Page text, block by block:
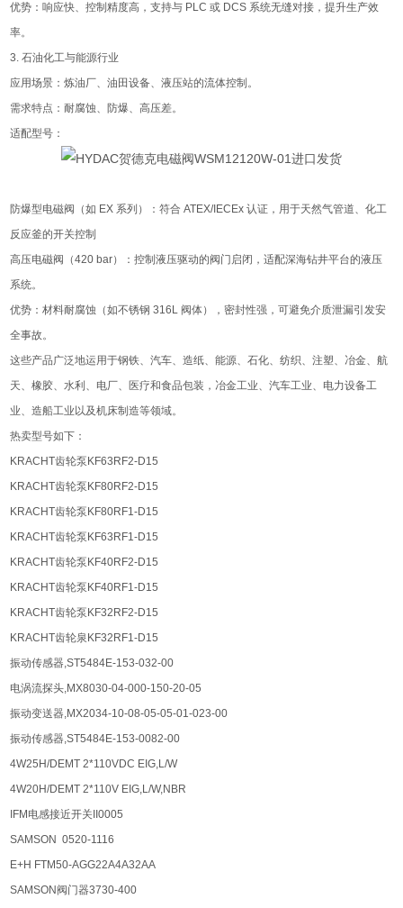
优势：响应快、控制精度高，支持与 PLC 或 DCS 系统无缝对接，提升生产效
率。
3. 石油化工与能源行业
应用场景：炼油厂、油田设备、液压站的流体控制。
需求特点：耐腐蚀、防爆、高压差。
适配型号：
防爆型电磁阀（如 EX 系列）：符合 ATEX/IECEx 认证，用于天然气管道、化工
反应釜的开关控制
高压电磁阀（420 bar）：控制液压驱动的阀门启闭，适配深海钻井平台的液压
系统。
优势：材料耐腐蚀（如不锈钢 316L 阀体），密封性强，可避免介质泄漏引发安
全事故。
这些产品⼴泛地运⽤于钢铁、汽⻋、造纸、能源、⽯化、纺织、注塑、冶⾦、航
天、橡胶、⽔利、电⼚、医疗和⻝品包装，冶⾦⼯业、汽⻋⼯业、电⼒设备⼯
业、造船⼯业以及机床制造等领域。
热卖型号如下：
KRACHT齿轮泵KF63RF2-D15
KRACHT齿轮泵KF80RF2-D15
KRACHT齿轮泵KF80RF1-D15
KRACHT齿轮泵KF63RF1-D15
KRACHT齿轮泵KF40RF2-D15
KRACHT齿轮泵KF40RF1-D15
KRACHT齿轮泵KF32RF2-D15
KRACHT齿轮泉KF32RF1-D15
振动传感器,ST5484E-153-032-00
电涡流探头,MX8030-04-000-150-20-05
振动变送器,MX2034-10-08-05-05-01-023-00
振动传感器,ST5484E-153-0082-00
4W25H/DEMT 2*110VDC EIG,L/W
4W20H/DEMT 2*110V EIG,L/W,NBR
IFM电感接近开关II0005
SAMSON 0520-1116
E+H FTM50-AGG22A4A32AA
SAMSON阀门器3730-400